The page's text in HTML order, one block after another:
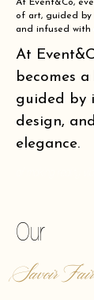
At Event&Co,
of art, guided by
and infused with
At
becomes
guided by
design,
elegance.
Our
Savoir